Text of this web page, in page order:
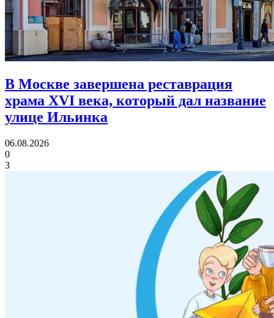
В Москве завершена реставрация
храма XVI века, который дал название
улице Ильинка
06.08.2026
0
3